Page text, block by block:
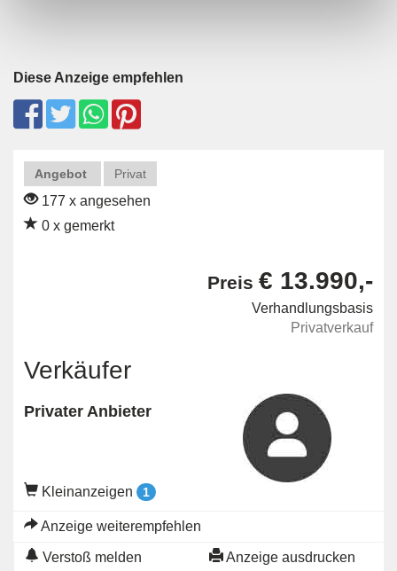
Diese Anzeige empfehlen
Angebot Privat
177 x angesehen
0 x gemerkt
Preis € 13.990,-
Verhandlungsbasis
Privatverkauf
Verkäufer
Privater Anbieter
Kleinanzeigen 1
Anzeige weiterempfehlen
Verstoß melden Anzeige ausdrucken